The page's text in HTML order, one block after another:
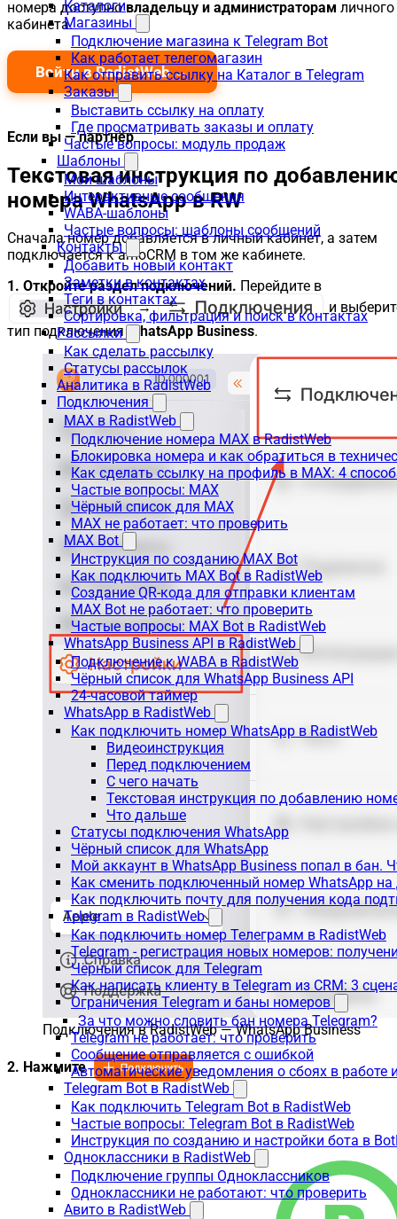
Каталоги
Магазины
Подключение магазина к Telegram Bot
Как работает телегомагазин
Как отправить ссылку на Каталог в Telegram
Заказы
Выставить ссылку на оплату
Где просматривать заказы и оплату
Частые вопросы: модуль продаж
Шаблоны
Мои шаблоны
Интерактивные сообщения
WABA-шаблоны
Частые вопросы: шаблоны сообщений
Контакты
Добавить новый контакт
Заметки в контактах
Теги в контактах
Сортировка, фильтрация и поиск в контактах
Рассылки
Как сделать рассылку
Статусы рассылок
Аналитика в RadistWeb
Подключения
MAX в RadistWeb
Подключение номера MAX в RadistWeb
Блокировка номера и как обратиться в
Как сделать ссылку на профиль в MAX: 4
Частые вопросы: MAX
Чёрный список для MAX
MAX не работает: что проверить
MAX Bot
Инструкция по созданию MAX Bot
Как подключить MAX Bot в RadistWeb
Создание QR-кода для отправки клиентам
MAX Bot не работает: что проверить
Частые вопросы: MAX Bot в RadistWeb
WhatsApp Business API в RadistWeb
Подключение к WABA в RadistWeb
Чёрный список для WhatsApp Business API
24-часовой таймер
WhatsApp в RadistWeb
Как подключить номер WhatsApp в RadistWeb
Видеоинструкция
Перед подключением
С чего начать
Текстовая инструкция по добавлению
Что дальше
Статусы подключения WhatsApp
Чёрный список для WhatsApp
Мой аккаунт в WhatsApp Business попал в бан.
Как сменить подключенный номер WhatsApp на
Как подключить почту для получения кода
Telegram в RadistWeb
Как подключить номер Телеграмм в RadistWeb
Telegram - регистрация новых номеров:
Чёрный список для Telegram
Как написать клиенту в Telegram из CRM: 3
Ограничения Telegram и баны номеров
За что можно словить бан номера Telegram?
Telegram не работает: что проверить
Сообщение отправляется с ошибкой
Автоматические уведомления о сбоях в работе
Telegram Bot в RadistWeb
Как подключить Telegram Bot в RadistWeb
Частые вопросы: Telegram Bot в RadistWeb
Инструкция по созданию и настройки бота в
Одноклассники в RadistWeb
Подключение группы Одноклассников
Одноклассники не работают: что проверить
Авито в RadistWeb
номера доступновладельцу и администраторам личного
кабинета.
Войти в RadistWeb →
Если вы — партнёр
Текстовая инструкция по
номера WhatsApp в RW
Сначала номер добавляется в личный кабинет, а затем
подключается к amoCRM в том же кабинете.
1. Откройте раздел подключений. Перейдите в
→
и
тип подключенияWhatsApp Business.
Подключения в RadistWeb — WhatsApp Business
2. Нажмите .